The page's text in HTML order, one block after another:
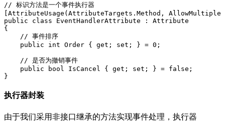
// 标识方法是一个事件执行器
[AttributeUsage(AttributeTargets.Method,
public class EventHandlerAttribute : Attribute
{
    // 事件排序
    public int Order { get; set; } = 0;
    // 是否为撤销事件
    public bool IsCancel { get; set; } = false;
}
执行器封装
由于我们采用非接口继承的方法实现事件处理，执行器